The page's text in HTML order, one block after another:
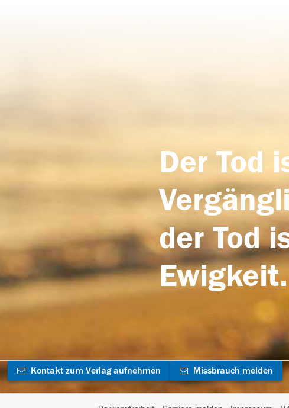
Der Tod
der Tod
Ewigkeit.
Kontakt zum Verlag aufnehmen Missbrauch melden